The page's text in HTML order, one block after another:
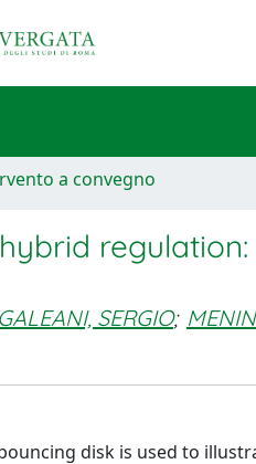
a convegno
GALEANI, SERGIO;
disk is used to